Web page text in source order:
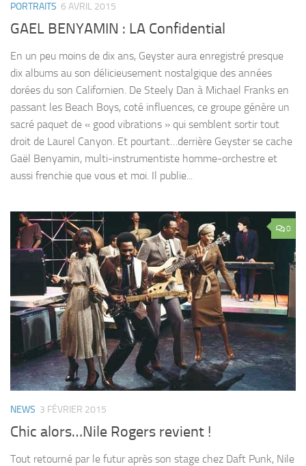
PORTRAITS 6 AVRIL 2015
GAEL BENYAMIN : LA Confidential
En un peu moins de dix ans, Geyster aura enregistré presque
dix albums au son délicieusement nostalgique des années
dorées du son Californien. De Steely Dan à Michael Franks en
passant les Beach Boys, coté influences, ce groupe génère un
sacré paquet de « good vibrations » qui semblent sortir tout
droit de Laurel Canyon. Et pourtant…derrière Geyster se cache
Gaël Benyamin, multi-instrumentiste homme-orchestre et
aussi frenchie que vous et moi. Il publie...
0
NEWS 3 FÉVRIER 2015
Chic alors…Nile Rogers revient !
Tout retourné par le futur après son stage chez Daft Punk, Nile